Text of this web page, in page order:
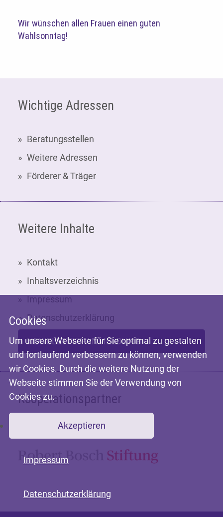
Wir wünschen allen Frauen einen guten
Wahlsonntag!
Wichtige Adressen
Beratungsstellen
Weitere Adressen
Förderer & Träger
Weitere Inhalte
Kontakt
Inhaltsverzeichnis
Impressum
Datenschutzerklärung
NEWSLETTER-ANMELDUNG
Kooperationspartner
Mit freundlicher Unterstützung der
Cookies
Um unsere Webseite für Sie optimal zu gestalten
und fortlaufend verbessern zu können, verwenden
wir Cookies. Durch die weitere Nutzung der
Webseite stimmen Sie der Verwendung von
Cookies zu.
Akzeptieren
Impressum
Datenschutzerklärung